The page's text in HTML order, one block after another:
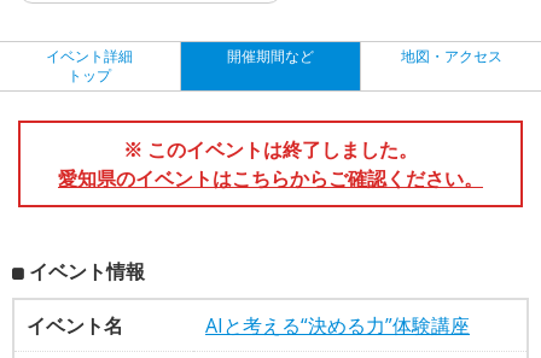
イベント詳細
トップ
開催期間など 地図・アクセス
※ このイベントは終了しました。
愛知県のイベントはこちらからご確認ください。
イベント情報
イベント名
AIと考える“決める力”体験講座